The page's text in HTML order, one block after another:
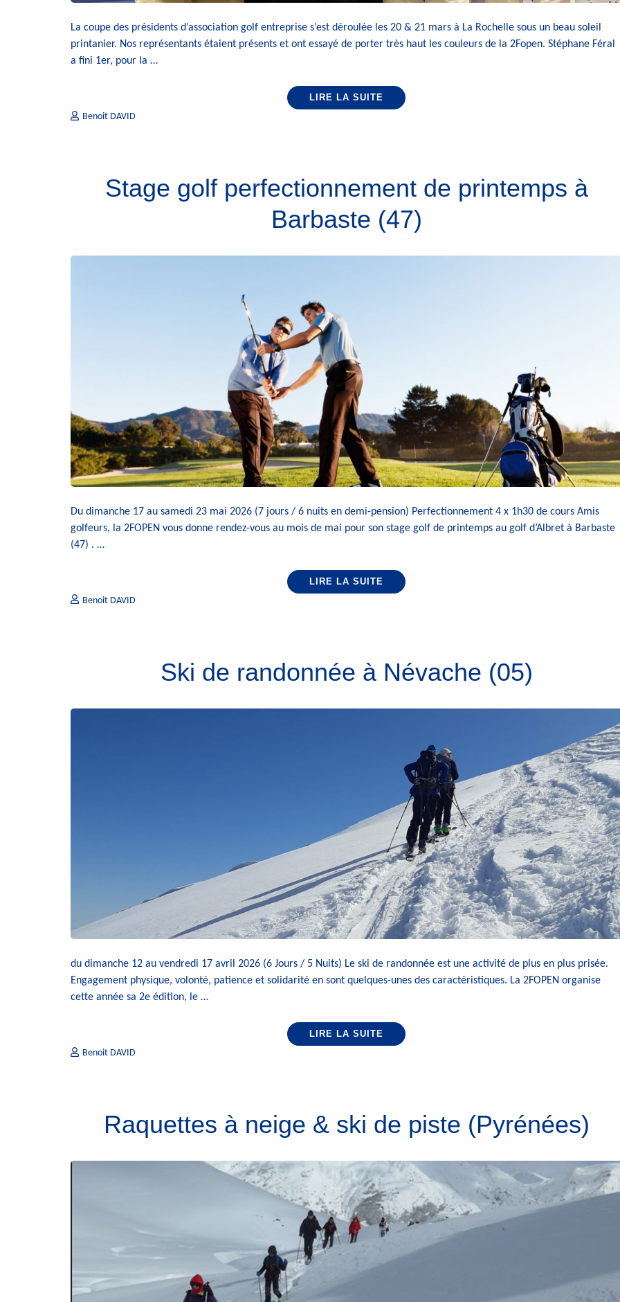
La coupe des présidents d’association golf entreprise s’est déroulée les 20 & 21 mars à La Rochelle sous un beau soleil
printanier. Nos représentants étaient présents et ont essayé de porter très haut les couleurs de la 2Fopen. Stéphane Féral
a fini 1er, pour la …
LIRE LA SUITE
Benoit DAVID
Stage golf perfectionnement de printemps à
Barbaste (47)
Du dimanche 17 au samedi 23 mai 2026 (7 jours / 6 nuits en demi-pension) Perfectionnement 4 x 1h30 de cours Amis
golfeurs, la 2FOPEN vous donne rendez-vous au mois de mai pour son stage golf de printemps au golf d’Albret à Barbaste
(47) . …
LIRE LA SUITE
Benoit DAVID
Ski de randonnée à Névache (05)
du dimanche 12 au vendredi 17 avril 2026 (6 Jours / 5 Nuits) Le ski de randonnée est une activité de plus en plus prisée.
Engagement physique, volonté, patience et solidarité en sont quelques-unes des caractéristiques. La 2FOPEN organise
cette année sa 2e édition, le …
LIRE LA SUITE
Benoit DAVID
Raquettes à neige & ski de piste (Pyrénées)